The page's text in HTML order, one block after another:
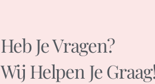
Heb Je Vragen?
Wij Helpen Je